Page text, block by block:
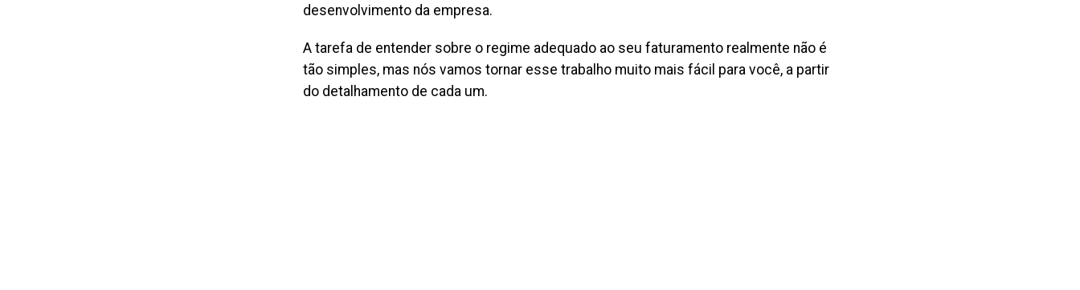
desenvolvimento da empresa.
A tarefa de entender sobre o regime adequado ao seu faturamento realmente não é
tão simples, mas nós vamos tornar esse trabalho muito mais fácil para você, a partir
do detalhamento de cada um.